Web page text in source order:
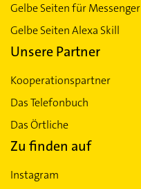
Gelbe Seiten für Messenger
Gelbe Seiten Alexa Skill
Unsere Partner
Kooperationspartner
Das Telefonbuch
Das Örtliche
Zu finden auf
Instagram